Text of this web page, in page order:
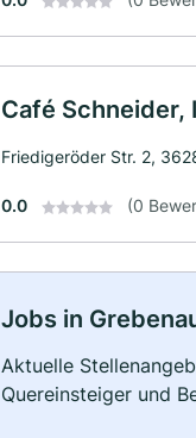
Café Schneider,
Friedigeröder Str. 2,
0.0 (0
Jobs in
Aktuelle
Quereinsteiger und